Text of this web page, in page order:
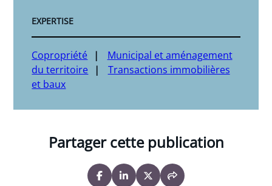
EXPERTISE
Copropriété
Municipal et aménagement
du territoire
Transactions immobilières
et baux
Partager cette publication